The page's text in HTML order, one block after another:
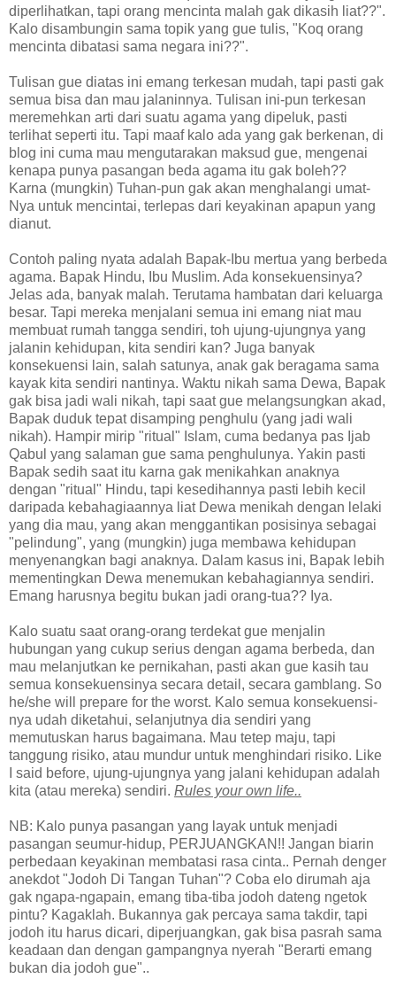
diperlihatkan, tapi orang mencinta malah gak dikasih liat??".
Kalo disambungin sama topik yang gue tulis, "Koq orang
mencinta dibatasi sama negara ini??".
Tulisan gue diatas ini emang terkesan mudah, tapi pasti gak
semua bisa dan mau jalaninnya. Tulisan ini-pun terkesan
meremehkan arti dari suatu agama yang dipeluk, pasti
terlihat seperti itu. Tapi maaf kalo ada yang gak berkenan, di
blog ini cuma mau mengutarakan maksud gue, mengenai
kenapa punya pasangan beda agama itu gak boleh??
Karna (mungkin) Tuhan-pun gak akan menghalangi umat-
Nya untuk mencintai, terlepas dari keyakinan apapun yang
dianut.
Contoh paling nyata adalah Bapak-Ibu mertua yang berbeda
agama. Bapak Hindu, Ibu Muslim. Ada konsekuensinya?
Jelas ada, banyak malah. Terutama hambatan dari keluarga
besar. Tapi mereka menjalani semua ini emang niat mau
membuat rumah tangga sendiri, toh ujung-ujungnya yang
jalanin kehidupan, kita sendiri kan? Juga banyak
konsekuensi lain, salah satunya, anak gak beragama sama
kayak kita sendiri nantinya. Waktu nikah sama Dewa, Bapak
gak bisa jadi wali nikah, tapi saat gue melangsungkan akad,
Bapak duduk tepat disamping penghulu (yang jadi wali
nikah). Hampir mirip "ritual" Islam, cuma bedanya pas Ijab
Qabul yang salaman gue sama penghulunya. Yakin pasti
Bapak sedih saat itu karna gak menikahkan anaknya
dengan "ritual" Hindu, tapi kesedihannya pasti lebih kecil
daripada kebahagiaannya liat Dewa menikah dengan lelaki
yang dia mau, yang akan menggantikan posisinya sebagai
"pelindung", yang (mungkin) juga membawa kehidupan
menyenangkan bagi anaknya. Dalam kasus ini, Bapak lebih
mementingkan Dewa menemukan kebahagiannya sendiri.
Emang harusnya begitu bukan jadi orang-tua?? Iya.
Kalo suatu saat orang-orang terdekat gue menjalin
hubungan yang cukup serius dengan agama berbeda, dan
mau melanjutkan ke pernikahan, pasti akan gue kasih tau
semua konsekuensinya secara detail, secara gamblang. So
he/she will prepare for the worst. Kalo semua konsekuensi-
nya udah diketahui, selanjutnya dia sendiri yang
memutuskan harus bagaimana. Mau tetep maju, tapi
tanggung risiko, atau mundur untuk menghindari risiko. Like
I said before, ujung-ujungnya yang jalani kehidupan adalah
kita (atau mereka) sendiri. Rules your own life..
NB: Kalo punya pasangan yang layak untuk menjadi
pasangan seumur-hidup, PERJUANGKAN!! Jangan biarin
perbedaan keyakinan membatasi rasa cinta.. Pernah denger
anekdot "Jodoh Di Tangan Tuhan"? Coba elo dirumah aja
gak ngapa-ngapain, emang tiba-tiba jodoh dateng ngetok
pintu? Kagaklah. Bukannya gak percaya sama takdir, tapi
jodoh itu harus dicari, diperjuangkan, gak bisa pasrah sama
keadaan dan dengan gampangnya nyerah "Berarti emang
bukan dia jodoh gue"..